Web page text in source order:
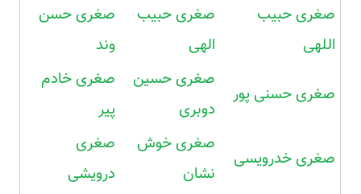
صغری حبیب
اللهی
صغری حبیب
الهی
صغری حسن
وند
صغری حسنی پور
صغری حسین
دوبری
صغری خادم
پیر
صغری خدرویسی
صغری خوش
نشان
صغری
درویشی